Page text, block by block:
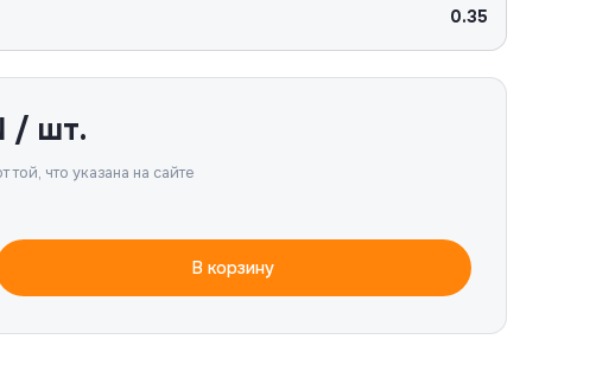
0.35
/ шт.
той, что указана на сайте
В корзину